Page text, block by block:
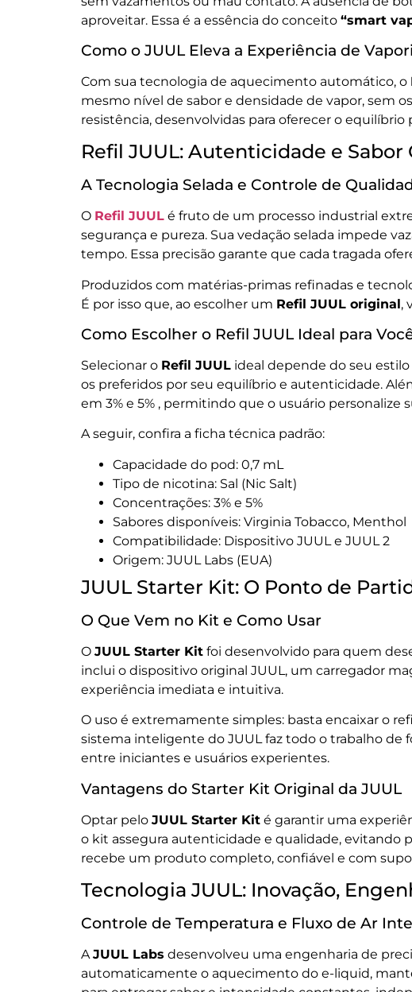
aproveitar. Essa é a essência do conceito “smart
Como o JUUL Eleva a Experiência de
Com sua tecnologia de aquecimento automático, o
mesmo nível de sabor e densidade de vapor, sem
resistência, desenvolvidas para oferecer o
Refil JUUL: Autenticidade e Sabor
A Tecnologia Selada e Controle de
O Refil JUUL é fruto de um processo industrial
segurança e pureza. Sua vedação selada impede
tempo. Essa precisão garante que cada tragada
Produzidos com matérias-primas refinadas e
É por isso que, ao escolher um Refil JUUL original,
Como Escolher o Refil JUUL Ideal para
Selecionar o Refil JUUL ideal depende do seu estilo
os preferidos por seu equilíbrio e autenticidade.
em 3% e 5% , permitindo que o usuário
A seguir, confira a ficha técnica padrão:
Capacidade do pod: 0,7 mL
Tipo de nicotina: Sal (Nic Salt)
Concentrações: 3% e 5%
Sabores disponíveis: Virginia Tobacco, Menthol
Compatibilidade: Dispositivo JUUL e JUUL 2
Origem: JUUL Labs (EUA)
JUUL Starter Kit: O Ponto de
O Que Vem no Kit e Como Usar
O JUUL Starter Kit foi desenvolvido para quem
inclui o dispositivo original JUUL, um carregador
experiência imediata e intuitiva.
O uso é extremamente simples: basta encaixar o
sistema inteligente do JUUL faz todo o trabalho de
entre iniciantes e usuários experientes.
Vantagens do Starter Kit Original da JUUL
Optar pelo JUUL Starter Kit é garantir uma
o kit assegura autenticidade e qualidade, evitando
recebe um produto completo, confiável e com
Tecnologia JUUL: Inovação,
Controle de Temperatura e Fluxo de Ar
AJUUL Labs desenvolveu uma engenharia de
automaticamente o aquecimento do e-liquid,